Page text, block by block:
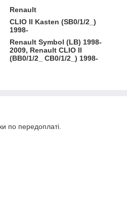
Renault
CLIO II Kasten (SB0/1/2_)
1998-
Renault Symbol (LB) 1998-
2009, Renault CLIO II
(BB0/1/2_ CB0/1/2_) 1998-
по передоплаті.